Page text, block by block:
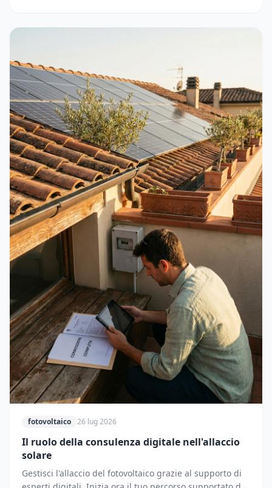
fotovoltaico 26 lug 2026
Il ruolo della consulenza digitale nell'allaccio
solare
Gestisci l'allaccio del fotovoltaico grazie al supporto di